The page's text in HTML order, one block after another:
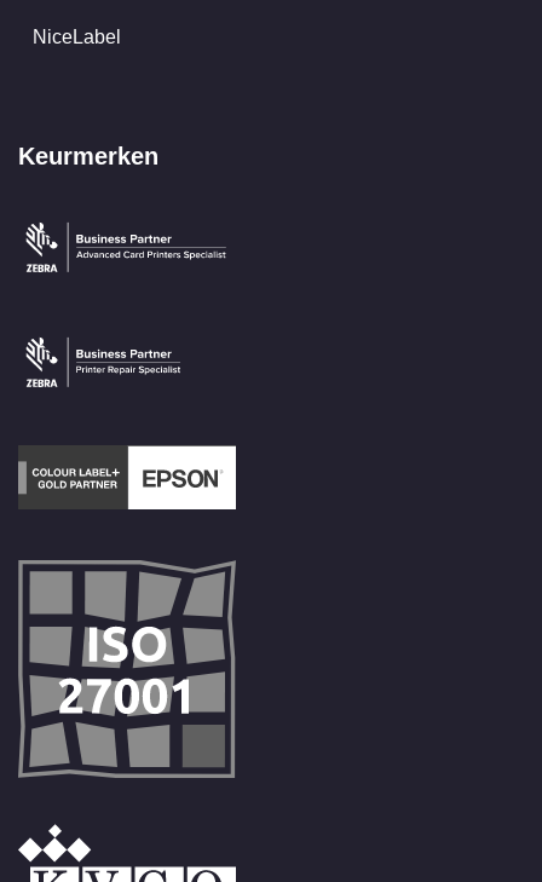
NiceLabel
Keurmerken